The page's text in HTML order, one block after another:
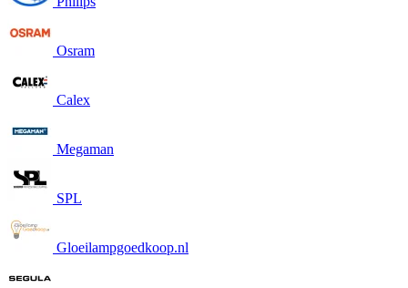
Osram
Calex
Megaman
SPL
Gloeilampgoedkoop.nl